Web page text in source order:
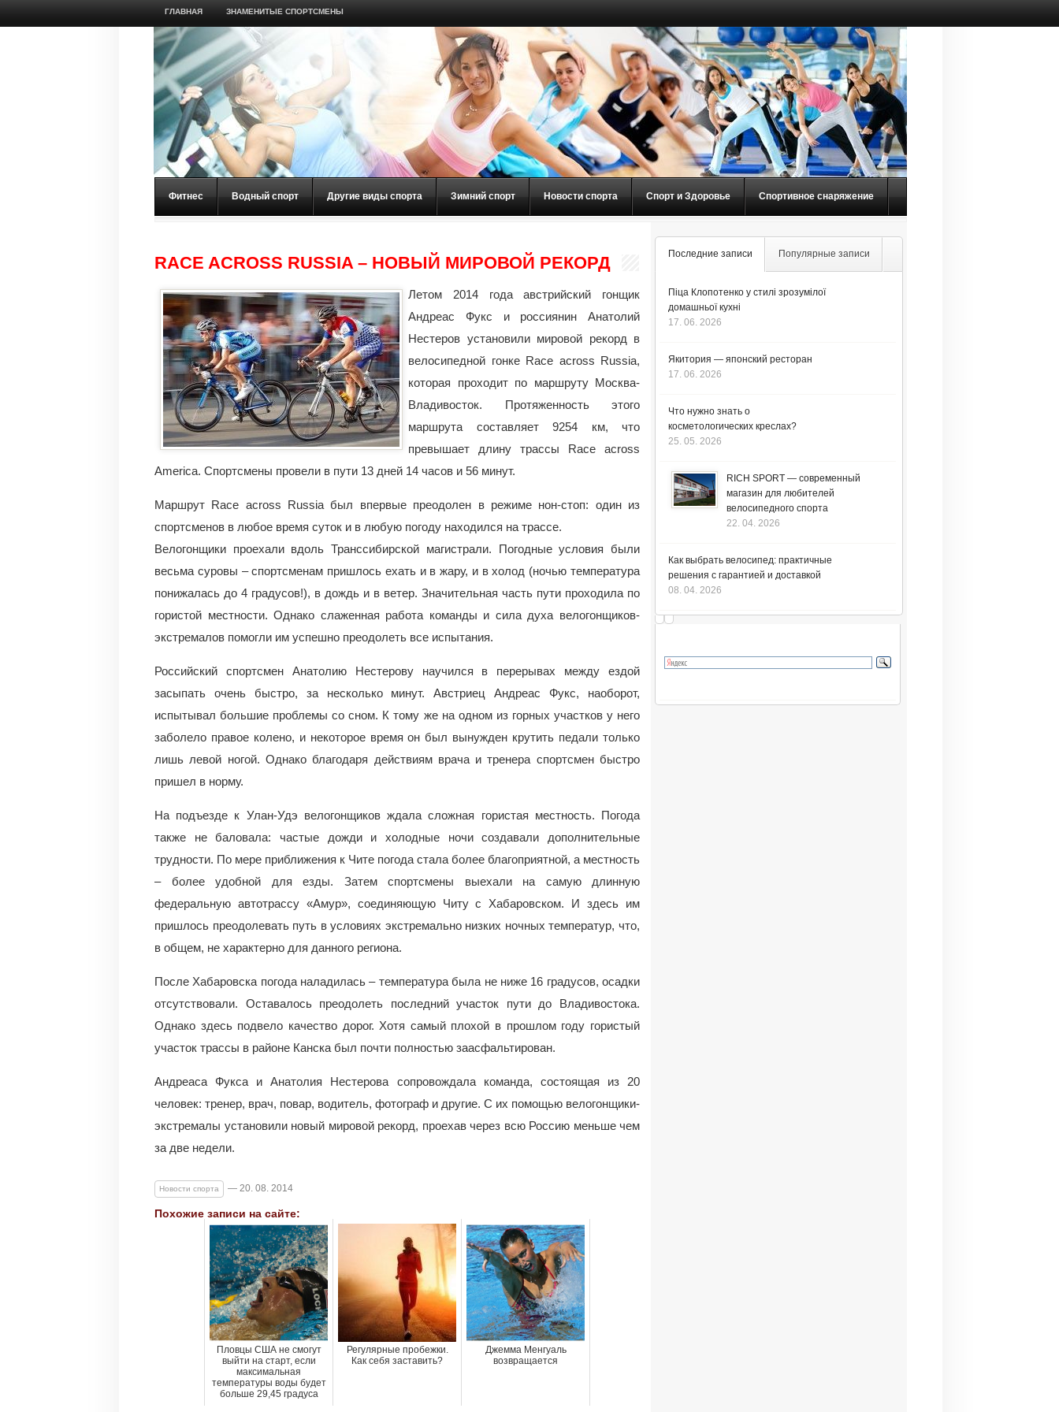
ГЛАВНАЯ ЗНАМЕНИТЫЕ СПОРТСМЕНЫ
Фитнес Водный спорт Другие виды спорта Зимний спорт Новости спорта Спорт и Здоровье Спортивное снаряжение
RACE ACROSS RUSSIA – НОВЫЙ МИРОВОЙ РЕКОРД
Летом 2014 года австрийский гонщик
Андреас Фукс и россиянин Анатолий
Нестеров установили мировой рекорд в
велосипедной гонке Race across Russia,
которая проходит по маршруту Москва-
Владивосток. Протяженность этого
маршрута составляет 9254 км, что
превышает длину трассы Race across
America. Спортсмены провели в пути 13 дней 14 часов и 56 минут.
Маршрут Race across Russia был впервые преодолен в режиме нон-стоп: один из
спортсменов в любое время суток и в любую погоду находился на трассе.
Велогонщики проехали вдоль Транссибирской магистрали. Погодные условия были
весьма суровы – спортсменам пришлось ехать и в жару, и в холод (ночью температура
понижалась до 4 градусов!), в дождь и в ветер. Значительная часть пути проходила по
гористой местности. Однако слаженная работа команды и сила духа велогонщиков-
экстремалов помогли им успешно преодолеть все испытания.
Российский спортсмен Анатолию Нестерову научился в перерывах между ездой
засыпать очень быстро, за несколько минут. Австриец Андреас Фукс, наоборот,
испытывал большие проблемы со сном. К тому же на одном из горных участков у него
заболело правое колено, и некоторое время он был вынужден крутить педали только
лишь левой ногой. Однако благодаря действиям врача и тренера спортсмен быстро
пришел в норму.
На подъезде к Улан-Удэ велогонщиков ждала сложная гористая местность. Погода
также не баловала: частые дожди и холодные ночи создавали дополнительные
трудности. По мере приближения к Чите погода стала более благоприятной, а местность
– более удобной для езды. Затем спортсмены выехали на самую длинную
федеральную автотрассу «Амур», соединяющую Читу с Хабаровском. И здесь им
пришлось преодолевать путь в условиях экстремально низких ночных температур, что,
в общем, не характерно для данного региона.
После Хабаровска погода наладилась – температура была не ниже 16 градусов, осадки
отсутствовали. Оставалось преодолеть последний участок пути до Владивостока.
Однако здесь подвело качество дорог. Хотя самый плохой в прошлом году гористый
участок трассы в районе Канска был почти полностью заасфальтирован.
Андреаса Фукса и Анатолия Нестерова сопровождала команда, состоящая из 20
человек: тренер, врач, повар, водитель, фотограф и другие. С их помощью велогонщики-
экстремалы установили новый мировой рекорд, проехав через всю Россию меньше чем
за две недели.
Новости спорта — 20. 08. 2014
Похожие записи на сайте:
Пловцы США не смогут
выйти на старт, если
максимальная
температуры воды будет
больше 29,45 градуса
Регулярные пробежки.
Как себя заставить?
Джемма Менгуаль
возвращается
Последние записи Популярные записи
Піца Клопотенко у стилі зрозумілої
домашньої кухні
17. 06. 2026
Якитория — японский ресторан
17. 06. 2026
Что нужно знать о
косметологических креслах?
25. 05. 2026
RICH SPORT — современный
магазин для любителей
велосипедного спорта
22. 04. 2026
Как выбрать велосипед: практичные
решения с гарантией и доставкой
08. 04. 2026